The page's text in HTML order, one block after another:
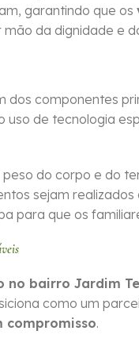
garantindo que os
da dignidade e
dos componentes
uso de tecnologia
do corpo e do
sejam
para que os
no bairro Jardim
como um
compromisso.